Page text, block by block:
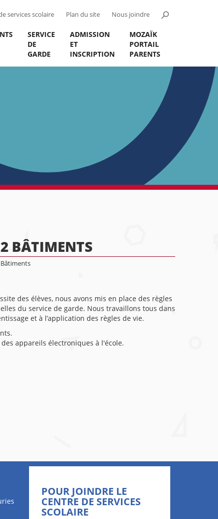
services scolaire Plan du site Nous joindre
SERVICE
DE
GARDE
ADMISSION
ET
INSCRIPTION
MOZAÏK
PORTAIL
PARENTS
BÂTIMENTS
Bâtiments
des élèves, nous avons mis en place des règles
du service de garde. Nous travaillons tous dans
et à l’application des règles de vie.
appareils électroniques à l'école.
POUR JOINDRE LE
CENTRE DE SERVICES
SCOLAIRE